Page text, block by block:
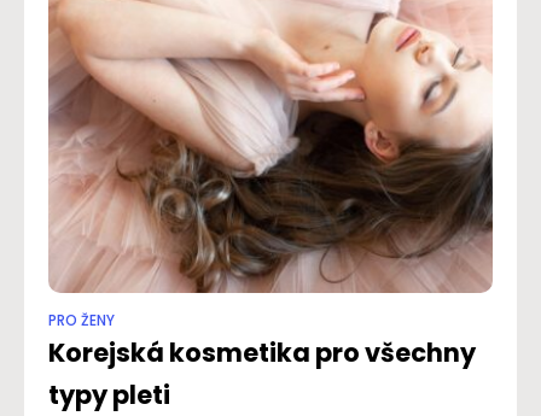
PRO ŽENY
Korejská kosmetika pro všechny
typy pleti